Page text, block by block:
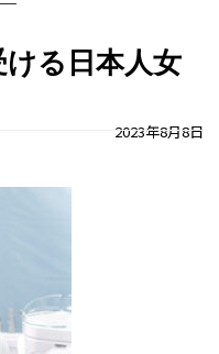
る日本人女
2023年8月8日